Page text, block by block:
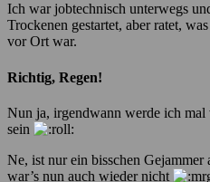
Ich war jobtechnisch unterwegs
Trockenen gestartet, aber ratet,
vor Ort war.
Richtig, Regen!
Nun ja, irgendwann werde ich
sein
Ne, ist nur ein bisschen
war’s nun auch wieder nicht